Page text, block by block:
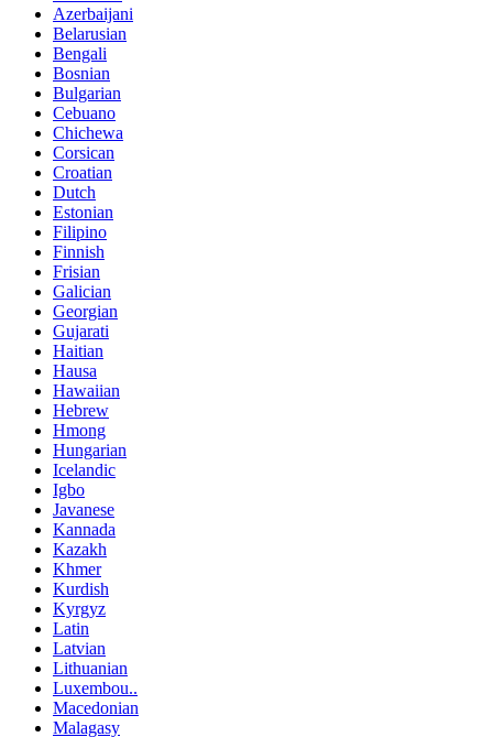
Azerbaijani
Belarusian
Bengali
Bosnian
Bulgarian
Cebuano
Chichewa
Corsican
Croatian
Dutch
Estonian
Filipino
Finnish
Frisian
Galician
Georgian
Gujarati
Haitian
Hausa
Hawaiian
Hebrew
Hmong
Hungarian
Icelandic
Igbo
Javanese
Kannada
Kazakh
Khmer
Kurdish
Kyrgyz
Latin
Latvian
Lithuanian
Luxembou..
Macedonian
Malagasy